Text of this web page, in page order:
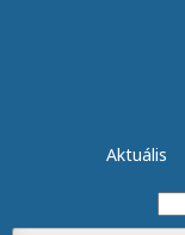
Aktuális